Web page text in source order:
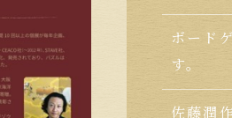
ボード
す。
佐藤潤